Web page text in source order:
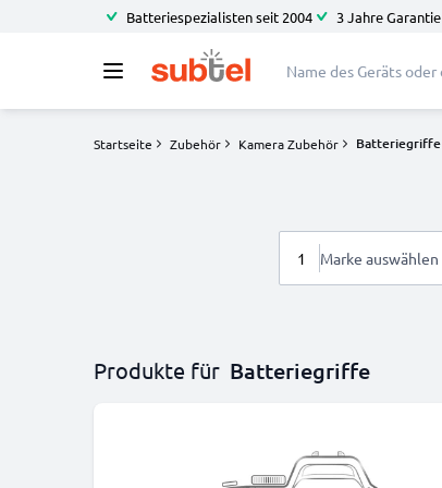
Batteriespezialisten seit 2004 3 Jahre Garantie
Startseite Zubehör Kamera Zubehör Batteriegriffe
1 Marke auswählen
Produkte für Batteriegriffe